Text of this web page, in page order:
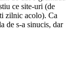
ce site-uri (de
zilnic acolo). Ca
de s-a sinucis, dar